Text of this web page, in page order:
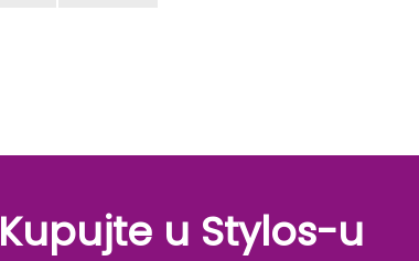
Kupujte u Stylos-u